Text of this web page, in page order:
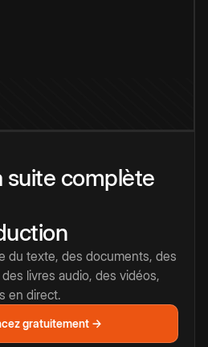
suite complète
du texte, des documents, des
livres audio, des vidéos,
en direct.
gratuitement →